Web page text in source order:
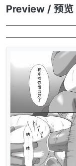
Preview / 预览